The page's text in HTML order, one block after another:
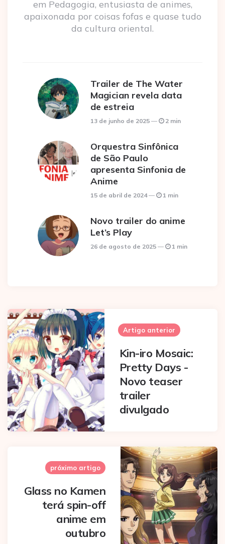
em Pedagogia, entusiasta de animes,
apaixonada por coisas fofas e quase tudo
da cultura oriental.
Trailer de The Water
Magician revela data
de estreia
13 de junho de 2025 2 min
Orquestra Sinfônica
de São Paulo
apresenta Sinfonia de
Anime
15 de abril de 2024 1 min
Novo trailer do anime
Let’s Play
26 de agosto de 2025 1 min
Post
navigation
Artigo anterior
Kin-iro Mosaic:
Pretty Days -
Novo teaser
trailer
divulgado
próximo artigo
Glass no Kamen
terá spin-off
anime em
outubro